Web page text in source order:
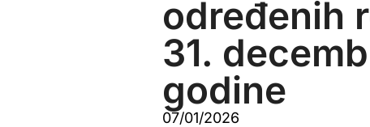
određenih
31.
godine
07/01/2026